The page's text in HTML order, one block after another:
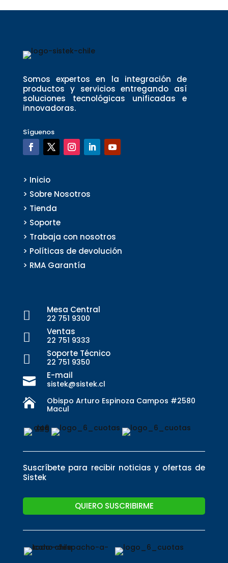
Somos expertos en la integración de
productos y servicios entregando así
soluciones tecnológicas unificadas e
innovadoras.
Síguenos
> Inicio
> Sobre Nosotros
> Tienda
> Soporte
> Trabaja con nosotros
> Políticas de devolución
> RMA Garantía
 Mesa Central
22 751 9300
 Ventas
22 751 9333
 Soporte Técnico
22 751 9350
 E-mail
sistek@sistek.cl

Obispo Arturo Espinoza Campos #2580
Macul
Suscríbete para recibir noticias y ofertas de
Sistek
QUIERO SUSCRIBIRME